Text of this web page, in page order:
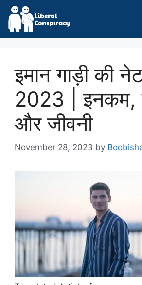
Skip
content
इमान गाड़ी की
2023 | इनकम,
और जीवनी
November 28, 2023 by